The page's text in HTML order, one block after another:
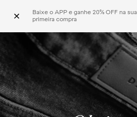
Baixe o APP e ganhe 20% OFF na sua
primeira compra